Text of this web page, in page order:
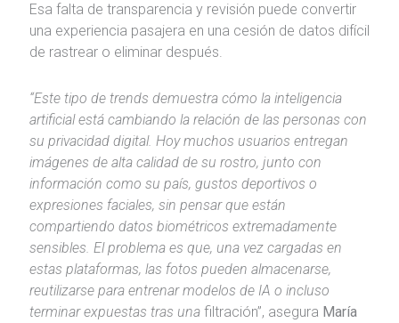
Esa falta de transparencia y revisión puede convertir
una experiencia pasajera en una cesión de datos difícil
de rastrear o eliminar después.
“Este tipo de trends demuestra cómo la inteligencia
artificial está cambiando la relación de las personas con
su privacidad digital. Hoy muchos usuarios entregan
imágenes de alta calidad de su rostro, junto con
información como su país, gustos deportivos o
expresiones faciales, sin pensar que están
compartiendo datos biométricos extremadamente
sensibles. El problema es que, una vez cargadas en
estas plataformas, las fotos pueden almacenarse,
reutilizarse para entrenar modelos de IA o incluso
terminar expuestas tras unafiltración”, asegura María